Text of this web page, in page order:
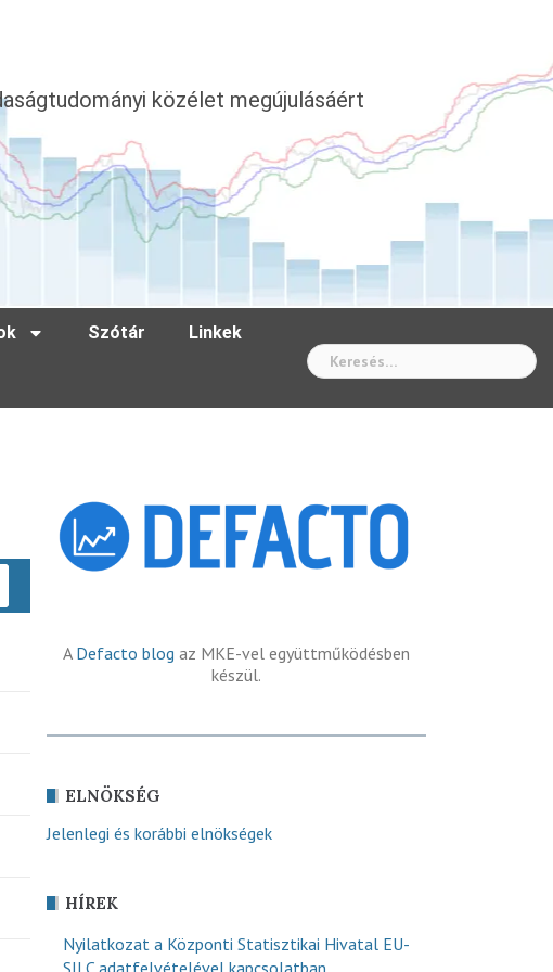
közélet megújulásáért
Szótár Linkek
A Defacto blog az MKE-vel együttműködésben
készül.
ELNÖKSÉG
Jelenlegi és korábbi elnökségek
HÍREK
Nyilatkozat a Központi Statisztikai Hivatal EU-
SILC adatfelvételével kapcsolatban